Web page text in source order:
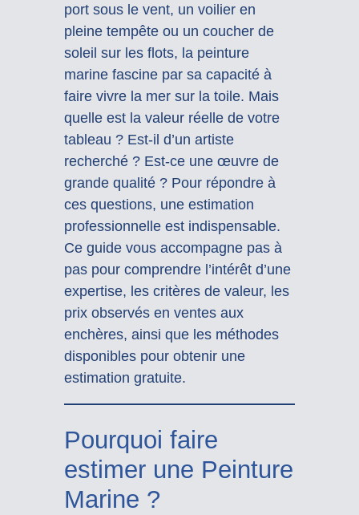
port sous le vent, un voilier en
pleine tempête ou un coucher de
soleil sur les flots, la peinture
marine fascine par sa capacité à
faire vivre la mer sur la toile. Mais
quelle est la valeur réelle de votre
tableau ? Est-il d’un artiste
recherché ? Est-ce une œuvre de
grande qualité ? Pour répondre à
ces questions, une estimation
professionnelle est indispensable.
Ce guide vous accompagne pas à
pas pour comprendre l’intérêt d’une
expertise, les critères de valeur, les
prix observés en ventes aux
enchères, ainsi que les méthodes
disponibles pour obtenir une
estimation gratuite.
Pourquoi faire
estimer une Peinture
Marine ?